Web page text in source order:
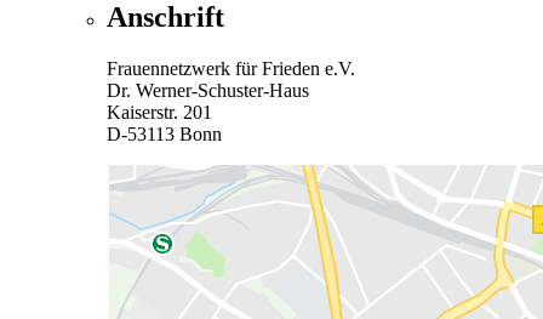
Anschrift
Frauennetzwerk für Frieden e.V.
Dr. Werner-Schuster-Haus
Kaiserstr. 201
D-53113 Bonn